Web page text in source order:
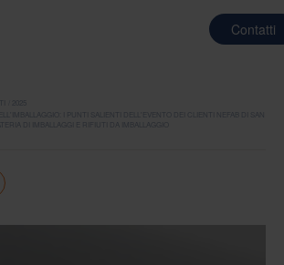
Contatti
I PUNTI SALIENTI DELL'EVENTO DEI CLIENTI NEFAB DI SAN
DI IMBALLAGGI E RIFIUTI DA IMBALLAGGIO